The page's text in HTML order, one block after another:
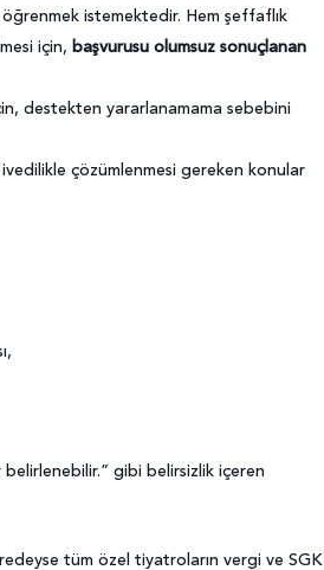
istemektedir. Hem şeffaflık
için, başvurusu olumsuz sonuçlanan
destekten yararlanamama sebebini
çözümlenmesi gereken konular
gibi belirsizlik içeren
tüm özel tiyatroların vergi ve SGK